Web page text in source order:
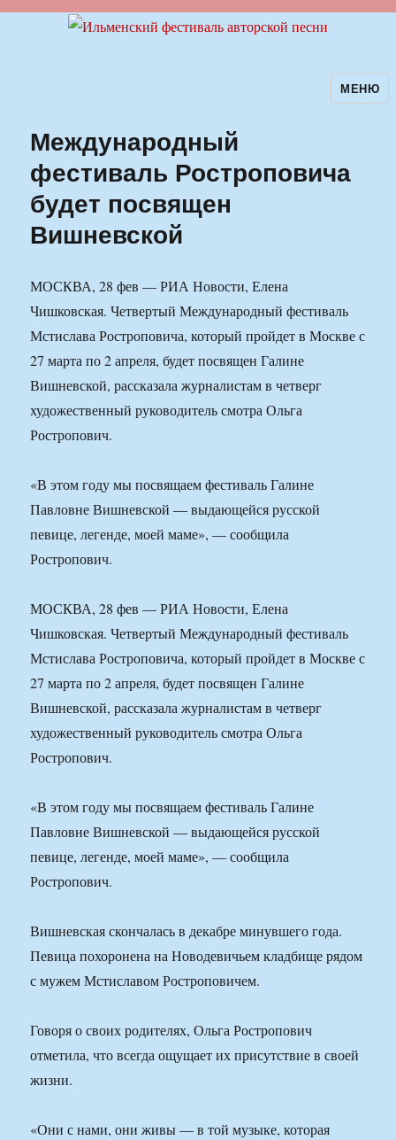
Ильменский фестиваль авторскойМЕНЮ
Международный
фестиваль Ростроповича
будет посвящен
Вишневской
МОСКВА, 28 фев — РИА Новости, Елена
Чишковская. Четвертый Международный фестиваль
Мстислава Ростроповича, который пройдет в Москве с
27 марта по 2 апреля, будет посвящен Галине
Вишневской, рассказала журналистам в четверг
художественный руководитель смотра Ольга
Ростропович.
«В этом году мы посвящаем фестиваль Галине
Павловне Вишневской — выдающейся русской
певице, легенде, моей маме», — сообщила
Ростропович.
МОСКВА, 28 фев — РИА Новости, Елена
Чишковская. Четвертый Международный фестиваль
Мстислава Ростроповича, который пройдет в Москве с
27 марта по 2 апреля, будет посвящен Галине
Вишневской, рассказала журналистам в четверг
художественный руководитель смотра Ольга
Ростропович.
«В этом году мы посвящаем фестиваль Галине
Павловне Вишневской — выдающейся русской
певице, легенде, моей маме», — сообщила
Ростропович.
Вишневская скончалась в декабре минувшего года.
Певица похоронена на Новодевичьем кладбище рядом
с мужем Мстиславом Ростроповичем.
Говоря о своих родителях, Ольга Ростропович
отметила, что всегда ощущает их присутствие в своей
жизни.
«Они с нами, они живы — в той музыке, которая